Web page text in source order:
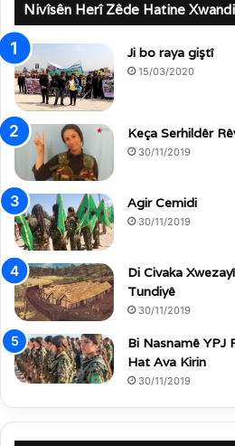
Nivîsên Herî Zêde Hatine
Ji bo raya giştî
15/03/2020
Keça Serhildêr
30/11/2019
Agir Cemidi
30/11/2019
Di Civaka
Tundiyê
30/11/2019
Bi Nasnamê YPJ
Hat Ava Kirin
30/11/2019